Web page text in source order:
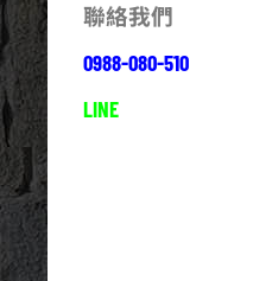
聯絡我們
0988-080-510
LINE